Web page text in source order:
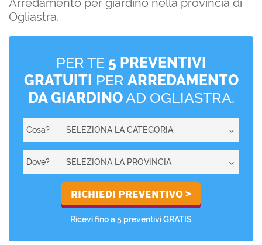
Arredamento per giardino nella provincia di
Ogliastra.
PER TE 5 PREVENTIVI
GRATUITI PER ARREDAMENTO
DA GIARDINOAD OGLIASTRA.
Cosa?
Dove?
Ricevi fino a 5 preventivi GRATIS